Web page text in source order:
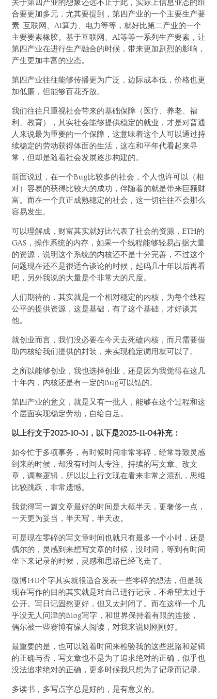
关于第四产业的想象还远不止于此，实际上信息业态的组
合要更加多元，尤其要提到，第四产业的一个主要生产要
素–互联网、AI算力、电力等等，就好比第二产业的一个
主要要素橡胶。基于互联网、AI等等一系列生产要素，让
第四产业在进行生产融合的时候，带来更加剧烈的影响，
产生更加丰富的业态。
第四产业往往能够传播更为广泛，边际成本低，价格也更
加低廉，但能够百花齐放。
我们往往只重视社会带来的基础保障（医疗、养老、福
利、教育），其实社会能够提供稳定的就业，才是对普通
人来说最为重要的一个保障，这意味着这个人可以通过持
续稳定的劳动获得体面的生活，这在和平年代看起来寻
常，但却是随着社会发展逐步构建的。
前面说过，在一个Bug比较多的社会，个人也许可以（相
对）容易的获得比较大的成功，伴随着的就是带来巨额财
富。而在一个真正成熟稳定的社会，这一切往往不会那么
容易发生。
可以理解成，财富其实就好比代表了社会的资源，ETH的
GAS，操作系统的内存，如果一个线程能够轻易占据大量
的资源，说明这个系统的内核还不是十分完善，不过这个
问题现在还不是很适合谈论的时候，起码几十年以后再看
吧，另外我说的大量是个非常大的尺度。
人们期待的，其实就是一个相对稳定的内核，为每个线程
公平的提供资源，这是基础，有了这个基础，才好谈其
他。
就创业而言，我们没必要在今天去死磕内核，而只需要借
助内核给我们提供的封装，来实现稳定调用就可以了。
之所以能够创业，我也选择创业，还是因为我觉得在这几
十年内，内核还是有一定的Bug可以钻的。
第四产业的意义，就是又有一批人，能够在这个过程和这
个层面实现稳定劳动，自给自足。
以上行文于2025-10-31，以下是2025-11-04补充：
如今忙于多项事务，有时候时间非常零碎，经常导致灵感
到来的时候，却没有时间去专注、持续的写文章、改文
章，调整逻辑，所以以上行文现在看来非常之混乱，思维
比较跳跃，非常遗憾。
我觉得写一篇文章最好的时间是大概半天，更奢侈一点，
一天更为妥当，半天写，半天改。
可是现在零碎的写文章时间也就只有最多一个小时，还是
偶尔的，灵感到来想写文章的时候，没时间，等到有时间
坐下来记录的时候，灵感和思路已经飞走了。
微博140个字其实就很适合发表一些零碎的想法，但是我
现在写作的目的其实就是对自己进行记录，不希望太过于
公开。写日记固然更好，但又太封闭了。而在这样一个几
乎没无人问津的Blog写字，和世界保持着有限的连接，
偶尔被一些赛博有缘人阅读，对我来说则刚刚好。
最重要的是，也可以随着时间来检验我的这些思路和逻辑
的正确与否，写文章也不是为了追求绝对的正确，似乎也
没法追求绝对的正确，更多时候我只想为了记录而记录。
多读书，多写点字总是好的，是有意义的。